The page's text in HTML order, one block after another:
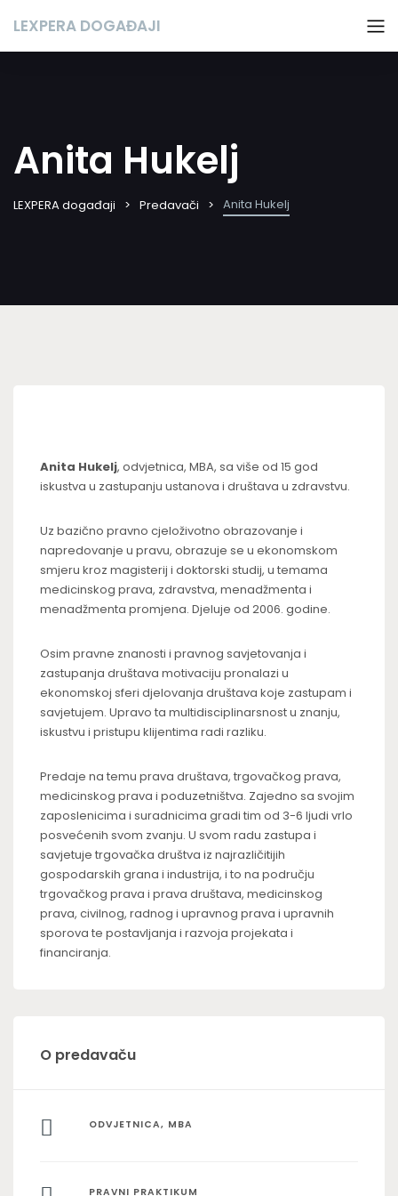
LEXPERA DOGAĐAJI
Anita Hukelj
LEXPERA događaji Predavači Anita Hukelj
Anita Hukelj, odvjetnica, MBA, sa više od 15 god
iskustva u zastupanju ustanova i društava u zdravstvu.
Uz bazično pravno cjeloživotno obrazovanje i
napredovanje u pravu, obrazuje se u ekonomskom
smjeru kroz magisterij i doktorski studij, u temama
medicinskog prava, zdravstva, menadžmenta i
menadžmenta promjena. Djeluje od 2006. godine.
Osim pravne znanosti i pravnog savjetovanja i
zastupanja društava motivaciju pronalazi u
ekonomskoj sferi djelovanja društava koje zastupam i
savjetujem. Upravo ta multidisciplinarsnost u znanju,
iskustvu i pristupu klijentima radi razliku.
Predaje na temu prava društava, trgovačkog prava,
medicinskog prava i poduzetništva. Zajedno sa svojim
zaposlenicima i suradnicima gradi tim od 3-6 ljudi vrlo
posvećenih svom zvanju. U svom radu zastupa i
savjetuje trgovačka društva iz najrazličitijih
gospodarskih grana i industrija, i to na području
trgovačkog prava i prava društava, medicinskog
prava, civilnog, radnog i upravnog prava i upravnih
sporova te postavljanja i razvoja projekata i
financiranja.
O predavaču
ODVJETNICA, MBA
PRAVNI PRAKTIKUM